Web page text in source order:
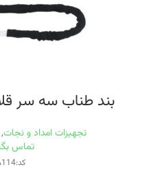
بند طناب سه سر
تجهیزات امداد و نجات,
تماس
کد:A114